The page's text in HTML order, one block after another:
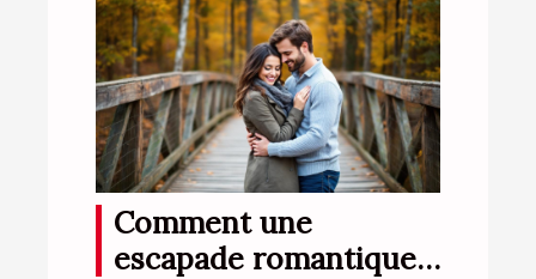
Comment une
escapade romantique